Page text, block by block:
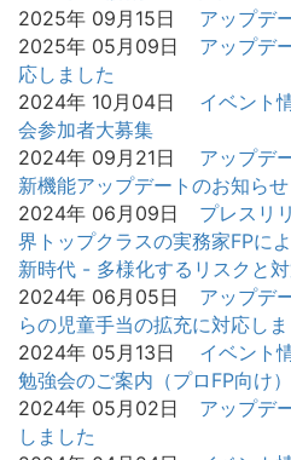
2025年 09月15日
アップデ
2025年 05月09日
アップデ
応しました
2024年 10月04日
イベント
会参加者大募集
2024年 09月21日
アップデ
新機能アップデートのお知らせ
2024年 06月09日
プレスリ
界トップクラスの実務家FPに
新時代 - 多様化するリスクと対
2024年 06月05日
アップデ
らの児童手当の拡充に対応し
2024年 05月13日
イベント
勉強会のご案内（プロFP向け）
2024年 05月02日
アップデ
しました